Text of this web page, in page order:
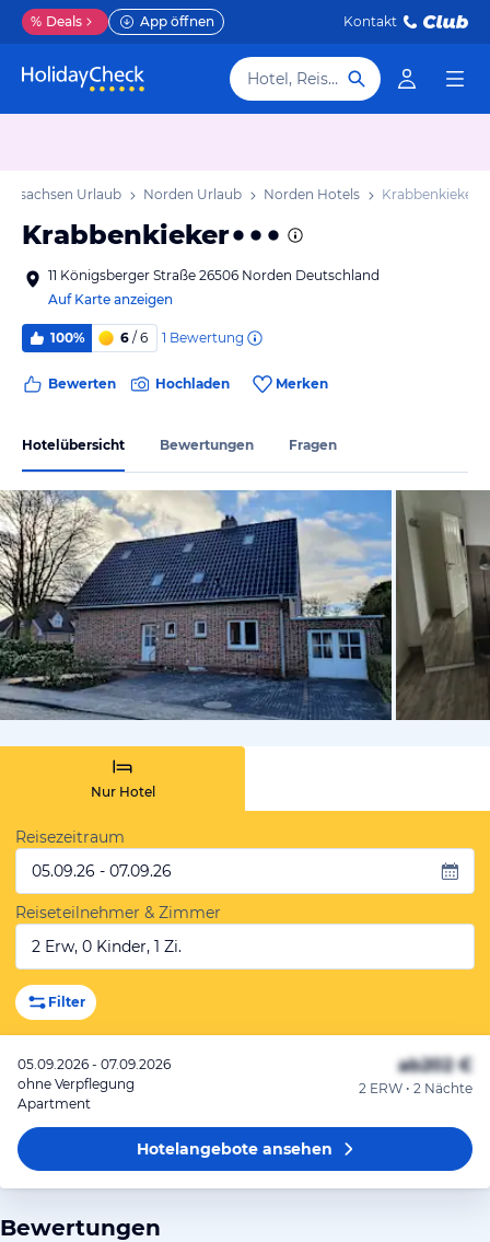
% Deals App öffnen Kontakt
Hotel, Reiseziel
Urlaub Norden Urlaub Norden Hotels Krabbenkieker
Krabbenkieker
11 Königsberger Straße 26506 Norden Deutschland
Auf Karte anzeigen
100% 6 / 6 1 Bewertung
Bewerten Hochladen Merken
Hotelübersicht Bewertungen Fragen
Nur Hotel
Reisezeitraum
05.09.26 - 07.09.26
Reiseteilnehmer & Zimmer
2 Erw, 0 Kinder, 1 Zi.
Filter
05.09.2026 - 07.09.2026
ohne Verpflegung
Apartment
ab202 €
2 ERW • 2 Nächte
Hotelangeboteansehen
Bewertungen